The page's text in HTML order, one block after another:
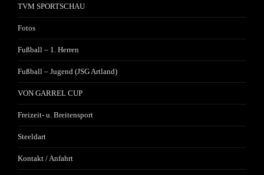
TVM SPORTSCHAU
Fotos
Fußball – 1. Herren
Fußball – Jugend (JSG Artland)
VON GARREL CUP
Freizeit- u. Breitensport
Steeldart
Kontakt / Anfahrt